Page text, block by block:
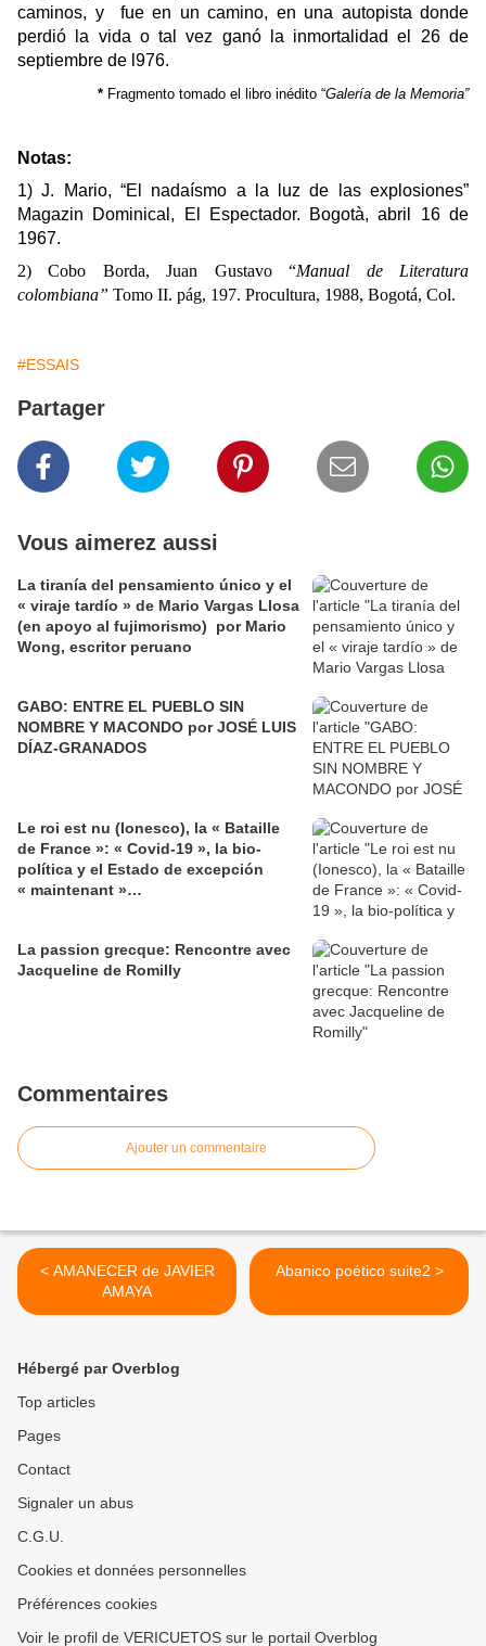
caminos, y
fue en un camino, en una autopista donde
perdió la vida o tal vez ganó la inmortalidad el 26 de
septiembre de l976.
* Fragmento tomado el libro inédito “Galería de la Memoria”
Notas:
1) J. Mario, “El nadaísmo a la luz de las explosiones”
Magazin Dominical, El Espectador. Bogotà, abril 16 de
1967.
2) Cobo Borda, Juan Gustavo “Manual de Literatura
colombiana” Tomo II. pág, 197. Procultura, 1988, Bogotá, Col.
#ESSAIS
Partager
Vous aimerez aussi
La tiranía del pensamiento único y el
« viraje tardío » de Mario Vargas Llosa
(en apoyo al fujimorismo) por Mario
Wong, escritor peruano
GABO: ENTRE EL PUEBLO SIN
NOMBRE Y MACONDO por JOSÉ LUIS
DÍAZ-GRANADOS
Le roi est nu (Ionesco), la « Bataille
de France »: « Covid-19 », la bio-
política y el Estado de excepción
« maintenant »…
La passion grecque: Rencontre avec
Jacqueline de Romilly
Commentaires
Ajouter un commentaire
< AMANECER de JAVIER
AMAYA
Abanico poético suite2 >
Hébergé par Overblog
Top articles
Pages
Contact
Signaler un abus
C.G.U.
Cookies et données personnelles
Préférences cookies
Voir le profil de VERICUETOS sur le portail Overblog